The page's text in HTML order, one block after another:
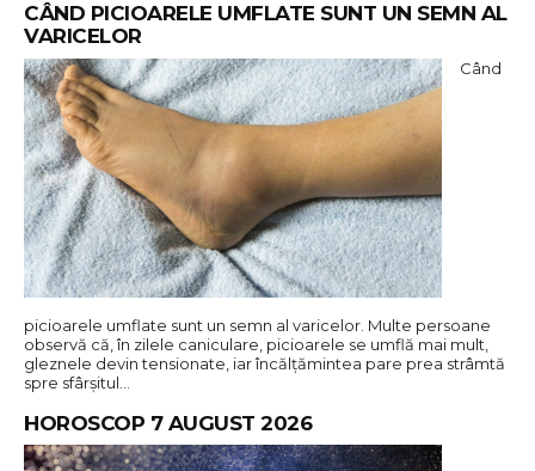
CÂND PICIOARELE UMFLATE SUNT UN SEMN AL
VARICELOR
Când
picioarele umflate sunt un semn al varicelor. Multe persoane
observă că, în zilele caniculare, picioarele se umflă mai mult,
gleznele devin tensionate, iar încălțămintea pare prea strâmtă
spre sfârșitul…
HOROSCOP 7 AUGUST 2026